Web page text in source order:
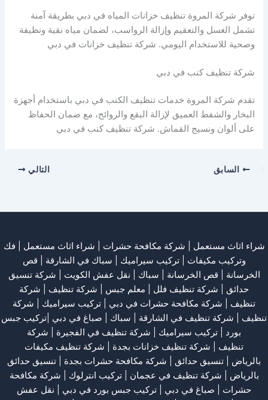
توفر شركة المروة تنظيف خزانات المياه في دبي بطريقة آمنة
تشمل الغسل والتعقيم وإزالة الرواسب، لضمان مياه نقية ونظيفة
وصحية للاستخدام اليومي. شركة تنظيف خزانات في دبي
شركة تنظيف كنب في دبي
تقدم شركة المروة خدمات تنظيف الكنب في دبي باستخدام أجهزة
البخار والشفط العميق لإزالة البقع والروائح، مع ضمان الحفاظ
على ألوان ونسيج القماش. شركة تنظيف كنب في دبي
السابق التالي
شراء اثاث مستعمل شركة مكافحة حشرات شراء اثاث مستعمل
فك
وتركيب مكيفات | تركيب سيراميك | سباك في الشارقة
قص
الخرسانة | قص الخرسانة | سباك نقل عفش الكويت
شركة تنسيق
حدائق
شركة تنظيف فلل معلم جبس شركة تنظيف
شركة
تنظيف
شركة مكافحة حشرات في دبي تركيب سيراميك
شركة
تنظيف
شركة تنظيف في الشارقة | سباك | صباغ في دبي |تركيب جبس
بورد | تركيب سيراميك شركة تنظيف في الفجيرة
شركة
تنظيف
شركة تنظيف خزانات بجدة
شركة تنظيف مكيفات
بالرياض
تنسيق حدائق شركة مكافحة حشرات بجدة
تنسيق حدائق
بالرياض
شركة تنظيف في عجمان | تركيب انترلوك | شركة مكافحة
حشرات
صباغ في دبي تركيب جبس بورد في دبي
نقل عفش